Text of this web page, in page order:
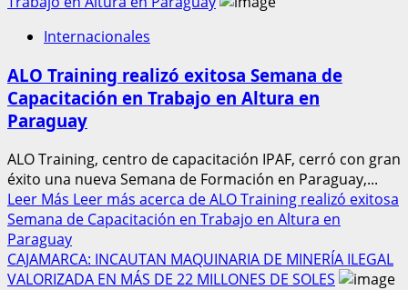
Internacionales
ALO Training realizó exitosa Semana de
Capacitación en Trabajo en Altura en
Paraguay
ALO Training, centro de capacitación IPAF, cerró con gran
éxito una nueva Semana de Formación en Paraguay,...
Leer Más Leer más acerca de ALO Training realizó exitosa
Semana de Capacitación en Trabajo en Altura en
Paraguay
CAJAMARCA: INCAUTAN MAQUINARIA DE MINERÍA ILEGAL
VALORIZADA EN MÁS DE 22 MILLONES DE SOLES